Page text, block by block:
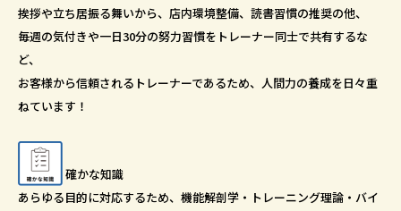
挨拶や立ち居振る舞いから、店内環境整備、読書習慣の推奨の他、
毎週の気付きや一日30分の努力習慣をトレーナー同士で共有するな
ど、
お客様から信頼されるトレーナーであるため、人間力の養成を日々重
ねています！
確かな知識
あらゆる目的に対応するため、機能解剖学・トレーニング理論・バイ